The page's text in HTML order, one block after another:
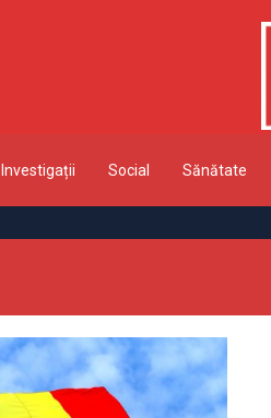
Investigații Social Sănătate